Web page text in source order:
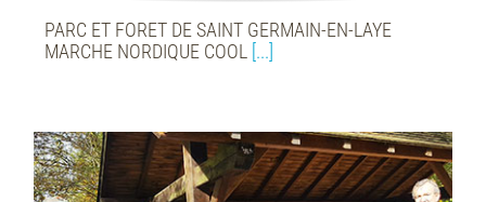
PARC ET FORET DE SAINT GERMAIN-EN-LAYE
MARCHE NORDIQUE COOL [...]